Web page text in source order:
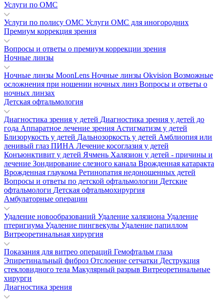
Услуги по ОМС
Услуги по полису ОМС Услуги ОМС для иногородних
Премиум коррекция зрения
Вопросы и ответы о премиум коррекции зрения
Ночные линзы
Ночные линзы MoonLens Ночные линзы Okvision Возможные
осложнения при ношении ночных линз Вопросы и ответы о
ночных линзах
Детская офтальмология
Диагностика зрения у детей Диагностика зрения у детей до
года Аппаратное лечение зрения Астигматизм у детей
Близорукость у детей Дальнозоркость у детей Амблиопия или
ленивый глаз ПИНА Лечение косоглазия у детей
Конъюнктивит у детей Ячмень Халязион у детей - причины и
лечение Зондирование слезного канала Врожденная катаракта
Врожденная глаукома Ретинопатия недоношенных детей
Вопросы и ответы по детской офтальмологии Детские
офтальмологи Детская офтальмохирургия
Амбулаторные операции
Удаление новообразований Удаление халязиона Удаление
птеригиума Удаление пингвекулы Удаление папиллом
Витреоретинальная хирургия
Показания для витрео операций Гемофтальм глаза
Эпиретинальный фиброз Отслоение сетчатки Деструкция
стекловидного тела Макулярный разрыв Витреоретинальные
хирурги
Диагностика зрения